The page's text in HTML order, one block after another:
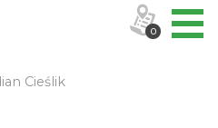
Cieślik
0